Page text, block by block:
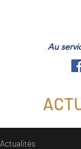
Au
Actualités